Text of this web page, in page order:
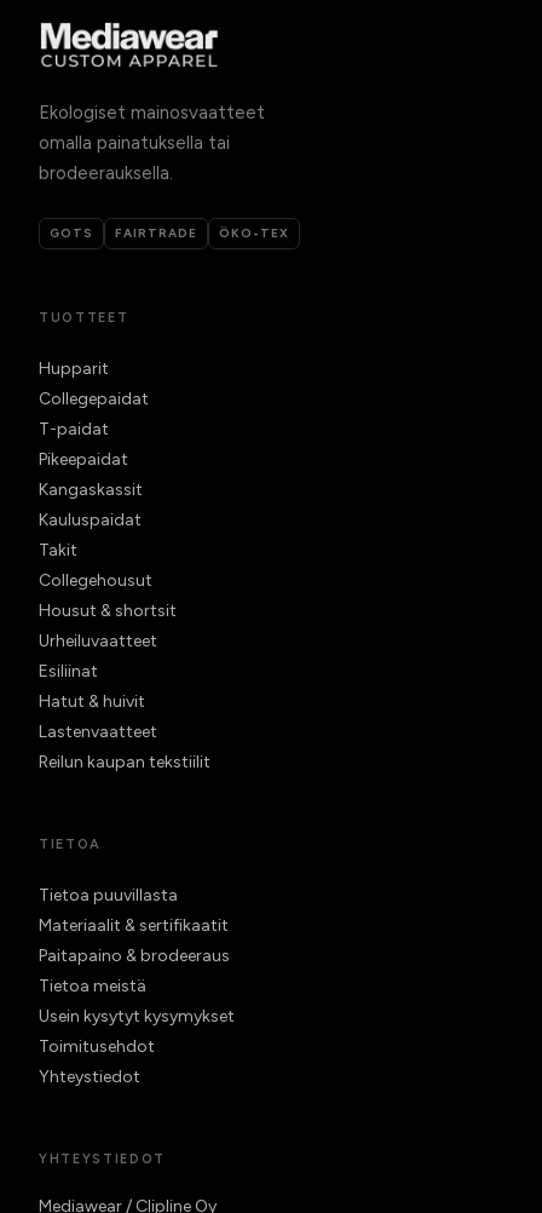
Ekologiset mainosvaatteet
omalla painatuksella tai
brodeerauksella.
GOTS FAIRTRADE ÖKO-TEX
TUOTTEET
Hupparit
Collegepaidat
T-paidat
Pikeepaidat
Kangaskassit
Kauluspaidat
Takit
Collegehousut
Housut & shortsit
Urheiluvaatteet
Esiliinat
Hatut & huivit
Lastenvaatteet
Reilun kaupan tekstiilit
TIETOA
Tietoa puuvillasta
Materiaalit & sertifikaatit
Paitapaino & brodeeraus
Tietoa meistä
Usein kysytyt kysymykset
Toimitusehdot
Yhteystiedot
YHTEYSTIEDOT
Mediawear / Clipline Oy